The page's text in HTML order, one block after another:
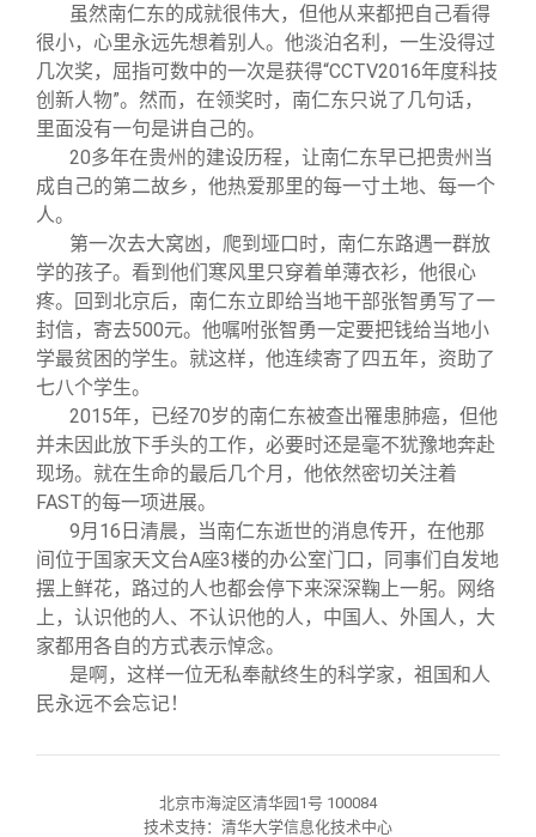
虽然南仁东的成就很伟大，但他从来都把自己看得
很小，心里永远先想着别人。他淡泊名利，一生没得过
几次奖，屈指可数中的一次是获得“CCTV2016年度科技
创新人物”。然而，在领奖时，南仁东只说了几句话，
里面没有一句是讲自己的。
20多年在贵州的建设历程，让南仁东早已把贵州当
成自己的第二故乡，他热爱那里的每一寸土地、每一个
人。
第一次去大窝凼，爬到垭口时，南仁东路遇一群放
学的孩子。看到他们寒风里只穿着单薄衣衫，他很心
疼。回到北京后，南仁东立即给当地干部张智勇写了一
封信，寄去500元。他嘱咐张智勇一定要把钱给当地小
学最贫困的学生。就这样，他连续寄了四五年，资助了
七八个学生。
2015年，已经70岁的南仁东被查出罹患肺癌，但他
并未因此放下手头的工作，必要时还是毫不犹豫地奔赴
现场。就在生命的最后几个月，他依然密切关注着
FAST的每一项进展。
9月16日清晨，当南仁东逝世的消息传开，在他那
间位于国家天文台A座3楼的办公室门口，同事们自发地
摆上鲜花，路过的人也都会停下来深深鞠上一躬。网络
上，认识他的人、不认识他的人，中国人、外国人，大
家都用各自的方式表示悼念。
是啊，这样一位无私奉献终生的科学家，祖国和人
民永远不会忘记！
北京市海淀区清华园1号 100084
技术支持：清华大学信息化技术中心